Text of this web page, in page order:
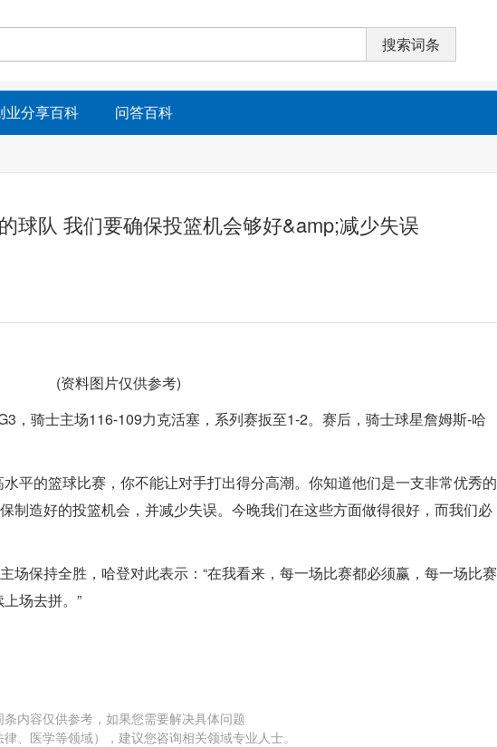
业分享百科 问答百科
球队 我们要确保投篮机会够好&amp;减少失误
(资料图片仅供参考)
，骑士主场116-109力克活塞，系列赛扳至1-2。赛后，骑士球星詹姆斯-哈
平的篮球比赛，你不能让对手打出得分高潮。你知道他们是一支非常优秀的
制造好的投篮机会，并减少失误。今晚我们在这些方面做得很好，而我们必
场保持全胜，哈登对此表示：“在我看来，每一场比赛都必须赢，每一场比赛
场去拼。”
条内容仅供参考，如果您需要解决具体问题
律、医学等领域），建议您咨询相关领域专业人士。